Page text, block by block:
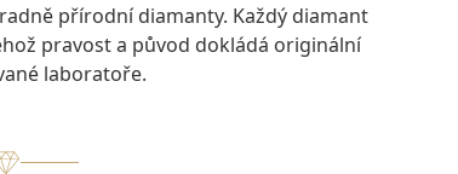
přírodní diamanty. Každý diamant
pravost a původ dokládá originální
laboratoře.